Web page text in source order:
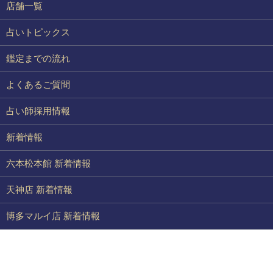
店舗一覧
占いトピックス
鑑定までの流れ
よくあるご質問
占い師採用情報
新着情報
六本松本館 新着情報
天神店 新着情報
博多マルイ店 新着情報